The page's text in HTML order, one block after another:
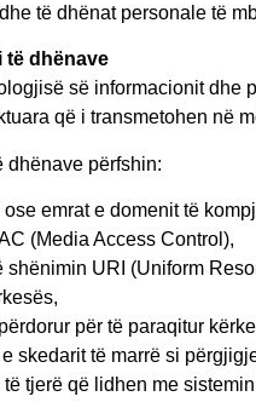
të dhënat personale të
të dhënave
së informacionit dhe
që i transmetohen në
dhënave përfshin:
emrat e domenit të
(Media Access Control),
shënimin URI (Uniform
për të paraqitur
skedarit të marrë si
të tjerë që lidhen me